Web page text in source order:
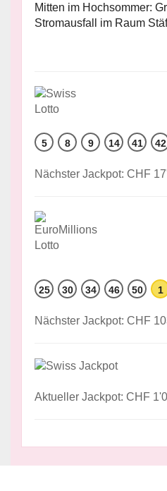
Mitten im Hochsommer:
Stromausfall im Raum
5 8 9 14 41 42
Nächster Jackpot: CHF
25 30 34 46 50 1
Nächster Jackpot: CHF
Aktueller Jackpot: CHF